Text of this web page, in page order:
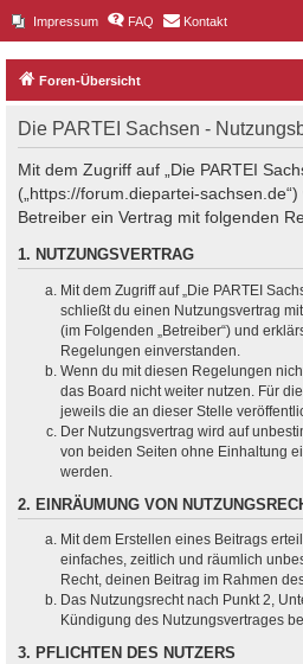
Impressum FAQ Kontakt
Foren-Übersicht
Die PARTEI Sachsen -
Mit dem Zugriff auf „Die PARTEI
(„https://forum.diepartei-
Betreiber ein Vertrag mit folgenden
1. NUTZUNGSVERTRAG
Mit dem Zugriff auf „Die PARTEI
schließt du einen Nutzungsvertrag
(im Folgenden „Betreiber“) und
Regelungen einverstanden.
Wenn du mit diesen Regelungen
das Board nicht weiter nutzen. Für
jeweils die an dieser Stelle
Der Nutzungsvertrag wird auf
von beiden Seiten ohne Einhaltung
werden.
2. EINRÄUMUNG VON
Mit dem Erstellen eines Beitrags
einfaches, zeitlich und räumlich
Recht, deinen Beitrag im Rahmen
Das Nutzungsrecht nach Punkt 2,
Kündigung des Nutzungsvertrages
3. PFLICHTEN DES NUTZERS